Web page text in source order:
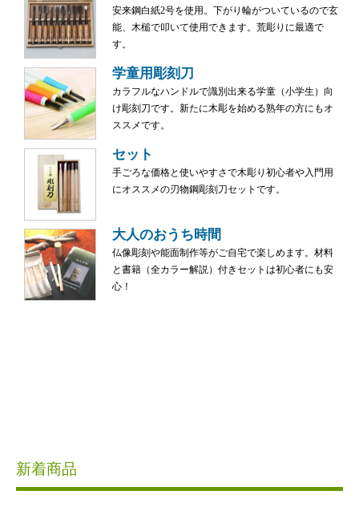
安来鋼白紙2号を使用。下がり輪がついているので玄
能、木槌で叩いて使用できます。荒彫りに最適で
す。
学童用彫刻刀
カラフルなハンドルで識別出来る学童（小学生）向
け彫刻刀です。新たに木彫を始める熟年の方にもオ
ススメです。
セット
手ごろな価格と使いやすさで木彫り初心者や入門用
にオススメの刃物鋼彫刻刀セットです。
大人のおうち時間
仏像彫刻や能面制作等がご自宅で楽しめます。材料
と書籍（全カラー解説）付きセットは初心者にも安
心！
新着商品